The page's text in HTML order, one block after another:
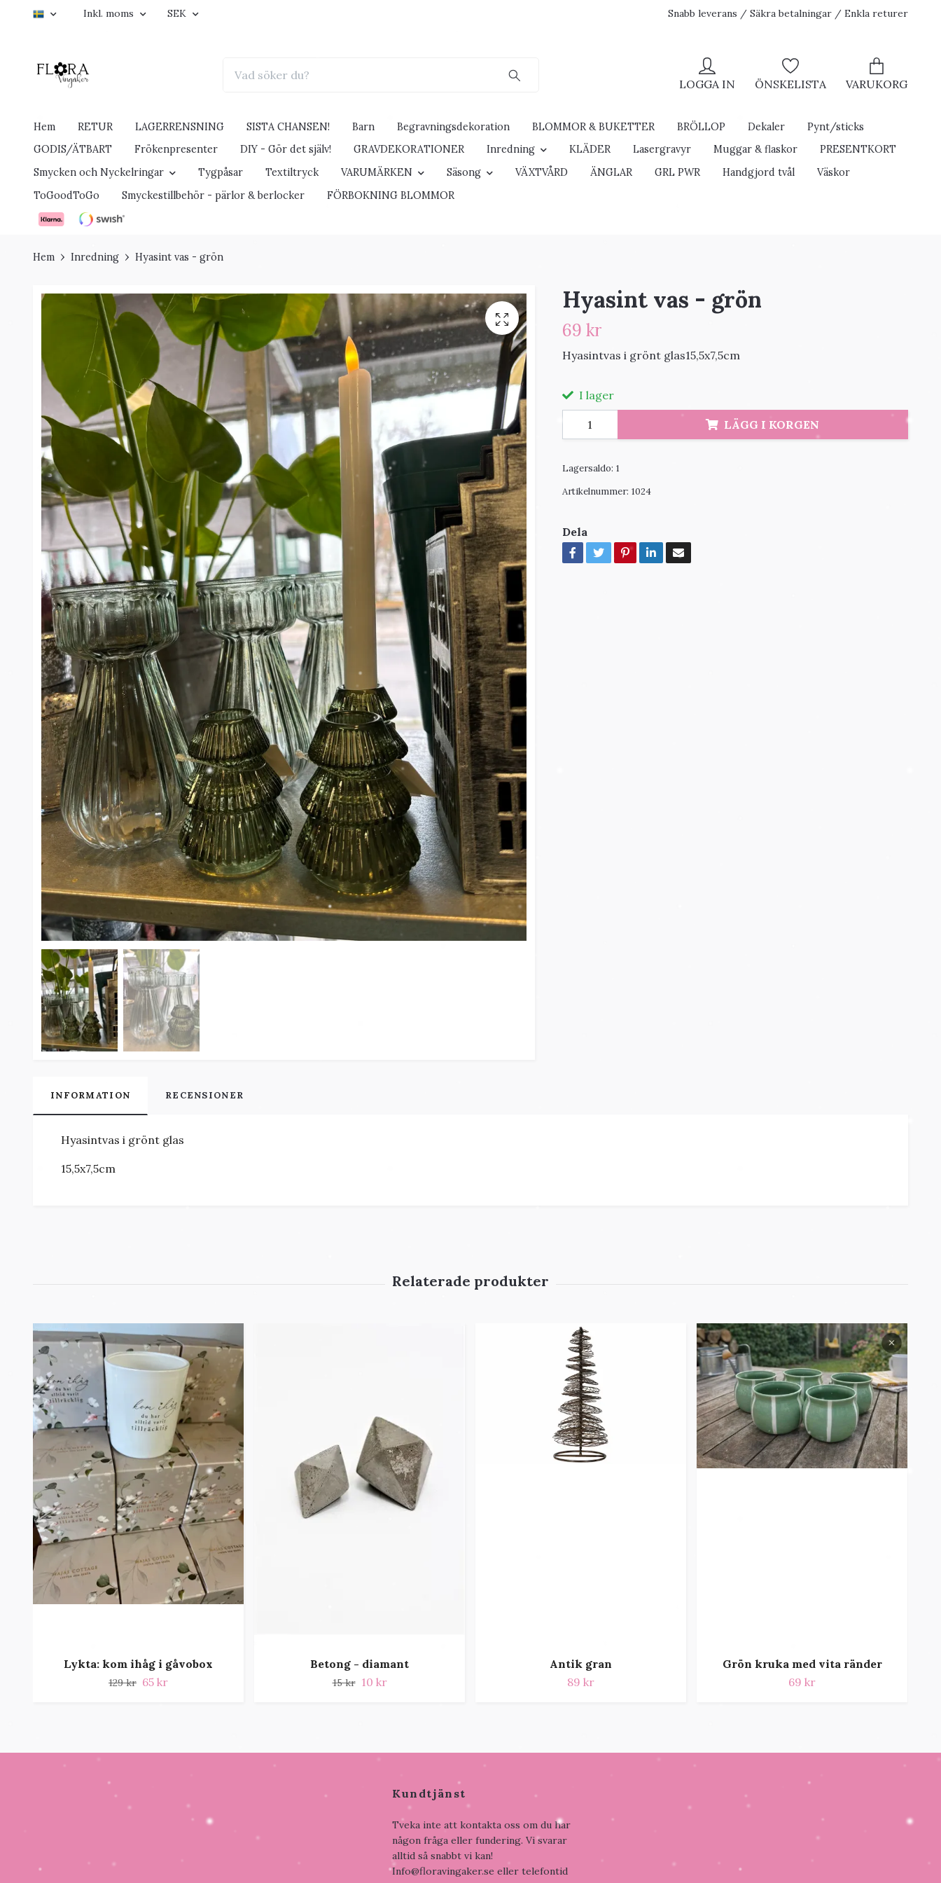
Inkl. moms SEK Snabb leverans / Säkra betalningar / Enkla returer
LOGGA IN ÖNSKELISTA VARUKORG
Hem RETUR LAGERRENSNING SISTA CHANSEN! Barn Begravningsdekoration BLOMMOR & BUKETTER BRÖLLOP Dekaler
Pynt/sticks
GODIS/ÄTBART
Frökenpresenter DIY - Gör det själv! GRAVDEKORATIONER Inredning KLÄDER Lasergravyr Muggar & flaskor
PRESENTKORT
Smycken och Nyckelringar
Tygpåsar Textiltryck VARUMÄRKEN Säsong VÄXTVÅRD ÄNGLAR GRL PWR Handgjord tvål
Väskor
ToGoodToGo
Smyckestillbehör - pärlor & berlocker FÖRBOKNING BLOMMOR
Hem Inredning Hyasint vas - grön
Hyasint vas - grön
69 kr
Hyasintvas i grönt glas15,5x7,5cm
I lager
LÄGG I KORGEN
Lagersaldo: 1
Artikelnummer: 1024
Dela
INFORMATION RECENSIONER
Hyasintvas i grönt glas
15,5x7,5cm
Lykta: kom ihåg i gåvobox
129 kr 65 kr
Betong - diamant
15 kr 10 kr
Antik gran
89 kr
Grön kruka med vita ränder
69 kr
Kundtjänst
Tveka inte att kontakta oss om du har
någon fråga eller fundering. Vi svarar
alltid så snabbt vi kan!
Info@floravingaker.se eller telefontid